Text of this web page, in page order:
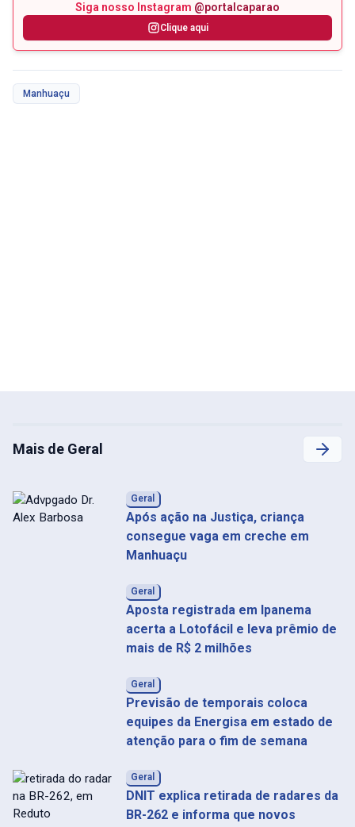
Siga nosso Instagram @portalcaparao
Clique aqui
Manhuaçu
Mais de Geral
Geral
Após ação na Justiça, criança
consegue vaga em creche em
Manhuaçu
Geral
Aposta registrada em Ipanema
acerta a Lotofácil e leva prêmio de
mais de R$ 2 milhões
Geral
Previsão de temporais coloca
equipes da Energisa em estado de
atenção para o fim de semana
Geral
DNIT explica retirada de radares da
BR-262 e informa que novos